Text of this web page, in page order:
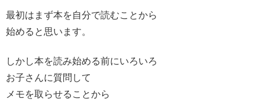
最初はまず本を自分で読むことから
始めると思います。
しかし本を読み始める前にいろいろ
お子さんに質問して
メモを取らせることから